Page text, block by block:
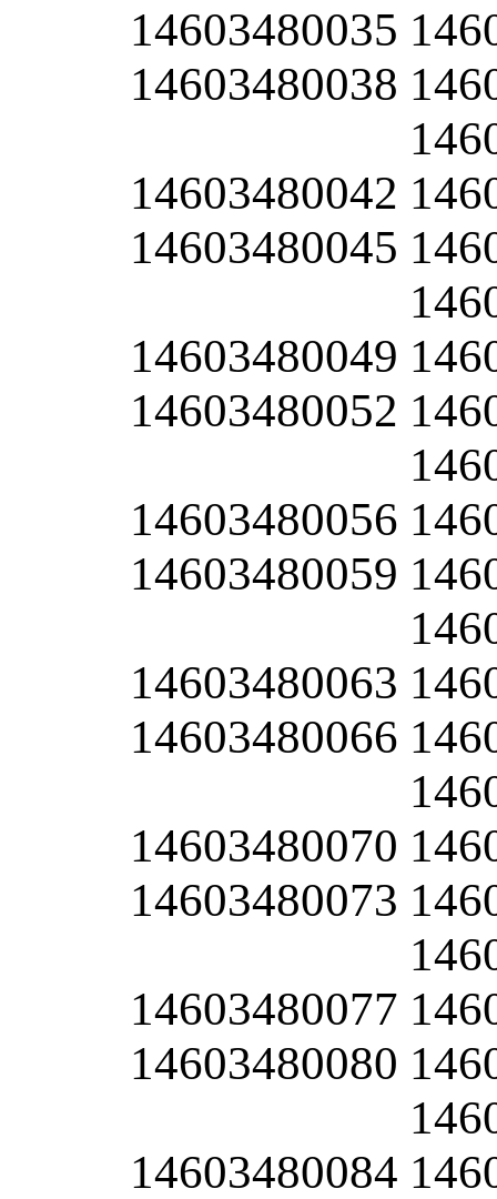
14603480035
14603480038
14603480042
14603480045
14603480049
14603480052
14603480056
14603480059
14603480063
14603480066
14603480070
14603480073
14603480077
14603480080
14603480084